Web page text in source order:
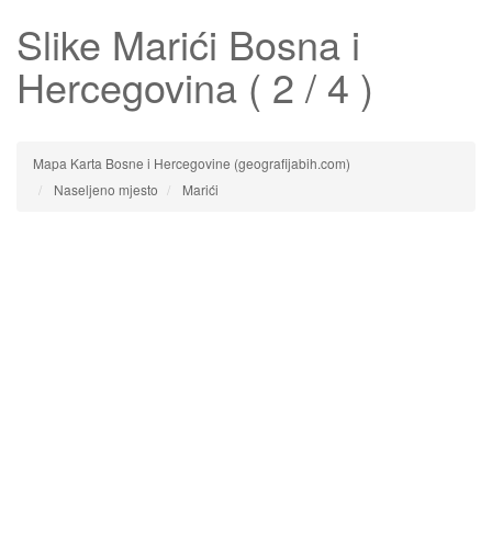
Slike Marići Bosna i
Hercegovina ( 2 / 4 )
Mapa Karta Bosne i Hercegovine (geografijabih.com)
Naseljeno mjesto
Marići